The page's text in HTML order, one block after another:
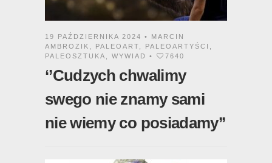
19 PAŹDZIERNIKA 2024 •
MARCIN
AMBROZIK
PALEOART PALEOARTYŚCI
PALEOSZTUKA
WYWIAD • 7640
‘’Cudzych chwalimy
swego nie znamy sami
nie wiemy co posiadamy’’